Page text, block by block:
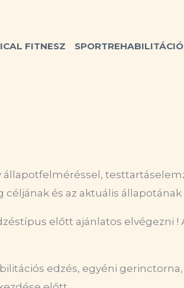
FITNESZ SPORTREHABILITÁCIÓ
állapotfelméréssel,
és az aktuális
előtt ajánlatos elvégezni !
edzés, egyéni gerinctorna,